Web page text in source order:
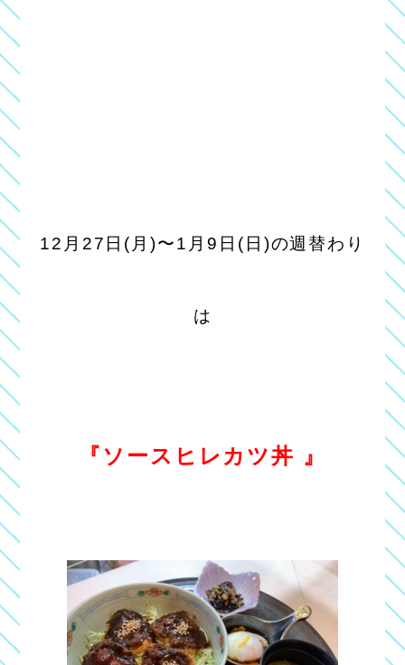
12 月27日(月)〜1月9日(日)の週替わり
は
『ソースヒレカツ丼 』